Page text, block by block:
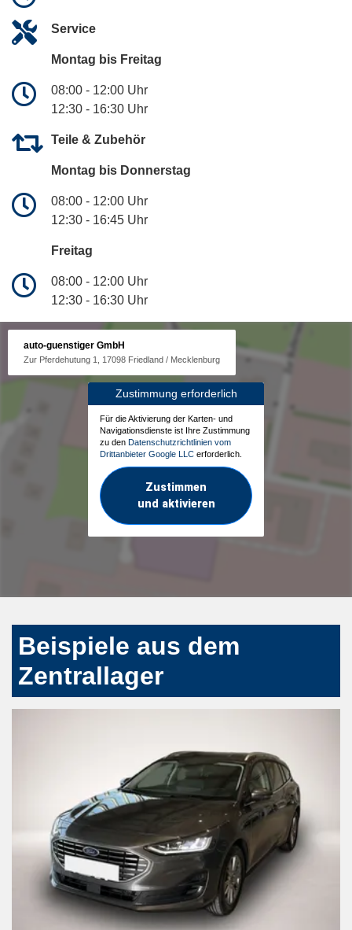
Service
Montag bis Freitag
08:00 - 12:00 Uhr
12:30 - 16:30 Uhr
Teile & Zubehör
Montag bis Donnerstag
08:00 - 12:00 Uhr
12:30 - 16:45 Uhr
Freitag
08:00 - 12:00 Uhr
12:30 - 16:30 Uhr
auto-guenstiger GmbH
Zur Pferdehutung 1, 17098 Friedland / Mecklenburg
Zustimmung erforderlich
Für die Aktivierung der Karten- und
Navigationsdienste ist Ihre Zustimmung
zu den Datenschutzrichtlinien vom
Drittanbieter Google LLC erforderlich.
Zustimmen
und aktivieren
Beispiele aus dem
Zentrallager